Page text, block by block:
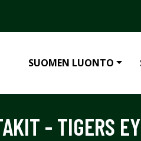
SUOMEN LUONTO
- TIGERS